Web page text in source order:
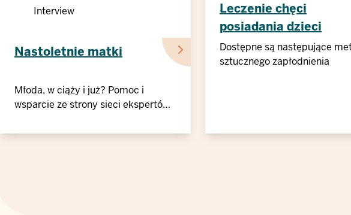
Interview
Nastoletnie matki
Młoda, w ciąży i już? Pomoc i
wsparcie ze strony sieci ekspertów
Leczenie chęci
posiadania dzieci
Dostępne są następujące
sztucznego zapłodnienia